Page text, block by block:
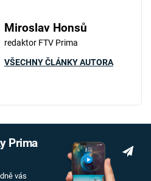
Miroslav Honsů
redaktor FTV Prima
VŠECHNY ČLÁNKY AUTORA
Prima
vás